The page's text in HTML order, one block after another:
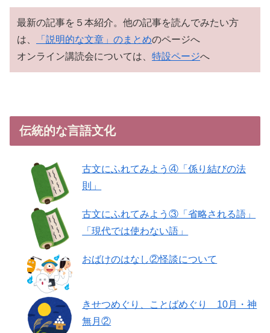
最新の記事を５本紹介。他の記事を読んでみたい方
は、
「説明的な文章」のまとめのページへ
オンライン講読会については、 特設ページへ
伝統的な言語文化
古文にふれてみよう④「係り結びの法
則」
古文にふれてみよう③「省略される語」
「現代では使わない語」
おばけのはなし②怪談について
きせつめぐり、ことばめぐり 10月・神
無月②